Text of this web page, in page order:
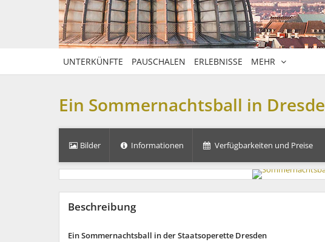
UNTERKÜNFTE PAUSCHALEN ERLEBNISSE MEHR
Ein Sommernachtsball in
Bilder Informationen Verfügbarkeiten und Preise
Beschreibung
Ein Sommernachtsball in der Staatsoperette Dresden